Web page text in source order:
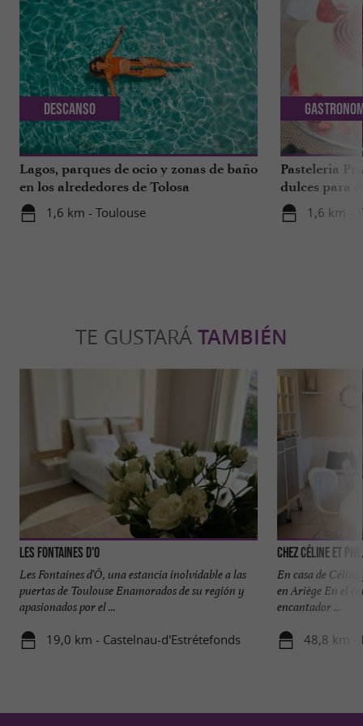
Lagos, parques de ocio y zonas de baño
en los alrededores de Tolosa
1,6 km - Toulouse
Descanso
Pastelería
dulces para
a 1 hora de
1,6 km -
TE GUSTARÁ TAMBIÉN
Les Fontaines d'O
Les Fontaines d'Ô, una estancia inolvidable a las
puertas de Toulouse Enamorados de su región y
apasionados por el ...
19,0 km - Castelnau-d'Estrétefonds
Chez Céline et
En casa de
en Ariège En el
encantador ...
48,8 km -